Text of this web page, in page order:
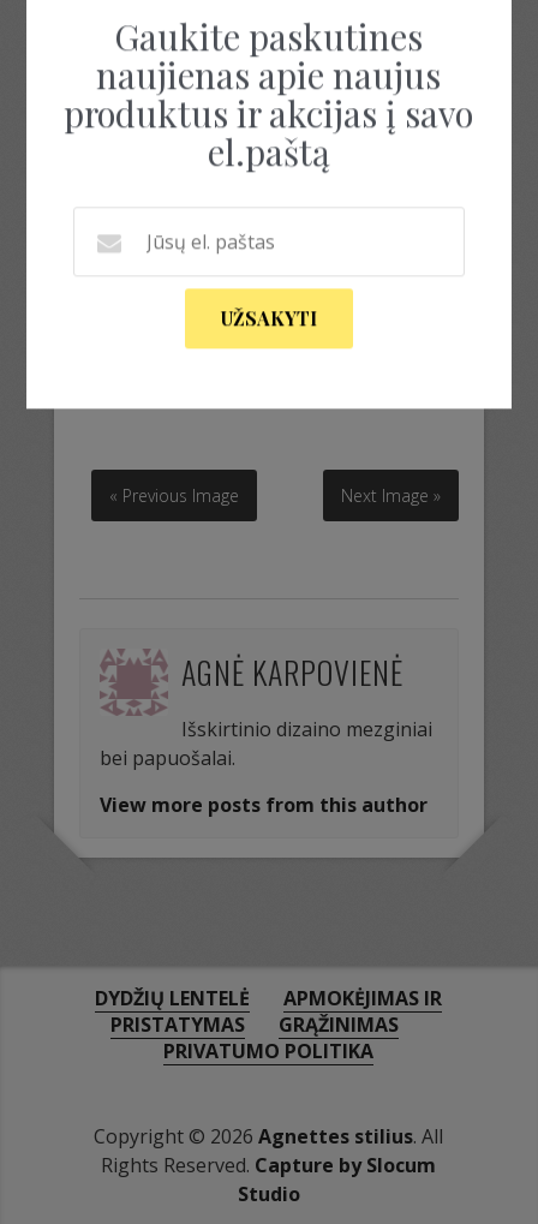
kombinezonas su kišenėmis
« Previous Image Next Image »
AGNĖ KARPOVIENĖ
Išskirtinio dizaino mezginiai
bei papuošalai.
View more posts from this author
DYDŽIŲ LENTELĖ
APMOKĖJIMAS IR
PRISTATYMAS
GRĄŽINIMAS
PRIVATUMO POLITIKA
Copyright © 2026Agnettes stilius. All
Rights Reserved. Capture by Slocum
Studio
Gaukite paskutines
naujienas apie naujus
produktus ir akcijas į savo
el.paštą
UŽSAKYTI